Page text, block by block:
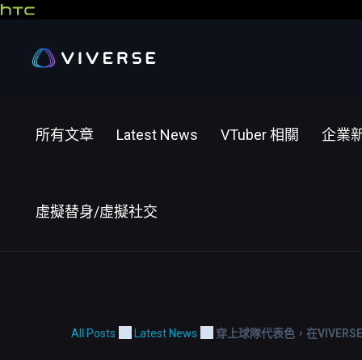
所有文章 Latest News VTuber 相關 企業
虛擬替身/虛擬社交
All Posts Latest News 穿上球隊代表色，在